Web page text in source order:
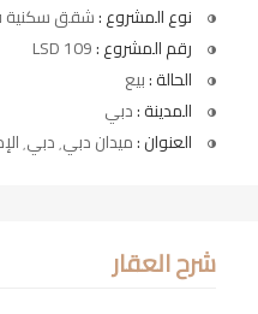
نوع المشروع :شقق سكنية
رقم المشروع :
الحالة :
المدينة :دبي
العنوان :ميدان دبي٬ دبي٬ الإمارات
شرح العقار